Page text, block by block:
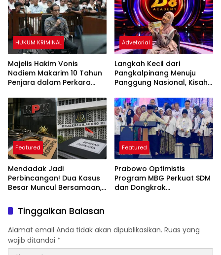
HUKUM KRIMINAL
Majelis Hakim Vonis
Nadiem Makarim 10 Tahun
Penjara dalam Perkara
Advetorial
Langkah Kecil dari
Pangkalpinang Menuju
Panggung Nasional, Kisah
Harapan Bangka Belitung
di Dangdut Academy 8
Featured
Mendadak Jadi
Perbincangan! Dua Kasus
Besar Muncul Bersamaan,
Featured
Prabowo Optimistis
Program MBG Perkuat SDM
dan Dongkrak
Tinggalkan Balasan
Alamat email Anda tidak akan dipublikasikan. Ruas yang
wajib ditandai *